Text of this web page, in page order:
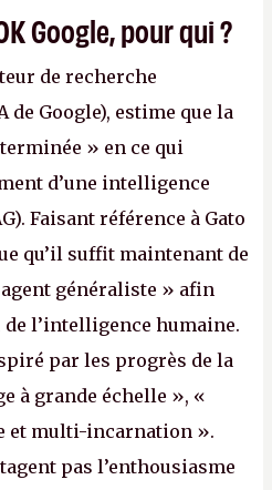
Google, pour qui ?
de recherche
Google), estime que la
» en ce qui
d’une intelligence
Faisant référence à Gato
qu’il suffit maintenant de
généraliste » afin
de l’intelligence humaine.
par les progrès de la
à grande échelle », «
et multi-incarnation ».
pas l’enthousiasme